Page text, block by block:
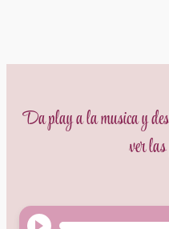
Da play a la musica y
ver